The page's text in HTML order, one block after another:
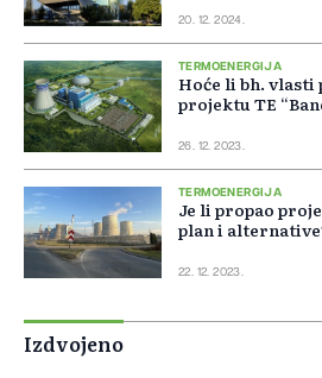
20. 12. 2024.
TERMOENERGIJA
Hoće li bh.
projektu TE
26. 12. 2023.
TERMOENERGIJA
Je li propao
plan i
22. 12. 2023.
Izdvojeno